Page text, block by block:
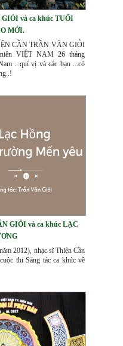
và ca khúc TUỔI
MỚI.
CẦN TRẦN VĂN GIỎI
VIỆT NAM 26 tháng
...quí vị và các bạn ...có
GIỎI và ca khúc LẠC
2012), nhạc sĩ Thiện Cần
thi Sáng tác ca khúc về